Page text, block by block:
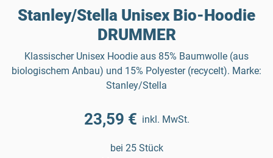
Stanley/Stella Unisex Bio-Hoodie
DRUMMER
Klassischer Unisex Hoodie aus 85% Baumwolle (aus
biologischem Anbau) und 15% Polyester (recycelt). Marke:
Stanley/Stella
23,59 € inkl. MwSt.
bei 25 Stück